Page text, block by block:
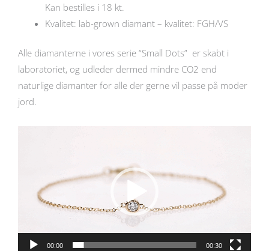
Kan bestilles i 18 kt.
Kvalitet: lab-grown diamant – kvalitet: FGH/VS
Alle diamanterne i vores serie “Small Dots” er skabt i
laboratoriet, og udleder dermed mindre CO2 end
naturlige diamanter for alle der gerne vil passe på moder
jord.
00:00 00:30